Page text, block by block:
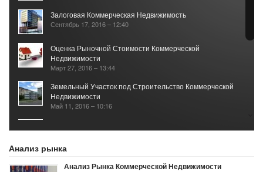
Залоговая Коммерческая Недвижимость
Сентябрь 17, 2016 – 12:40
Оценка Рыночной Стоимости Коммерческой
Недвижимости
Март 27, 2016 – 13:44
Земельный Участок под Строительство Коммерческой
Недвижимости
Май 11, 2016 – 10:16
Январь 25, 2021 – 05:40
Анализ рынка
Анализ Рынка Коммерческой Недвижимости